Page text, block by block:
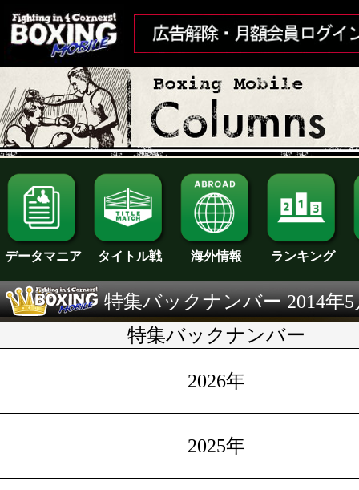
データマニア タイトル戦 海外情報 ランキング
特集バックナンバー 2014年5
特集バックナンバー
2026年
2025年